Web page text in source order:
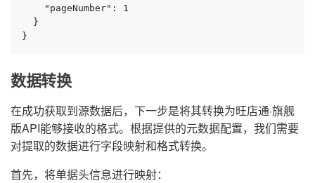
    "pageNumber": 1
  }
}
数据转换
在成功获取到源数据后，下一步是将其转换为旺店通·旗舰
版API能够接收的格式。根据提供的元数据配置，我们需要
对提取的数据进行字段映射和格式转换。
首先，将单据头信息进行映射：